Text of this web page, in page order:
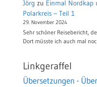
Jörg zu Einmal Nordkap
Polarkreis – Teil 1
29. November 2024
Sehr schöner Reisebericht,
Dort müsste ich auch mal
Linkgeraffel
Übersetzungen -